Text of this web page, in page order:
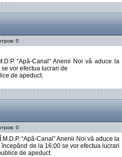
0
“Apă-Canal” Anenii Noi vă aduce la
se vor efectua lucrari de
de apeduct.
0
“Apă-Canal” Anenii Noi vă aduce la
începând de la 16:00 se vor efectua lucrari
de apeduct.